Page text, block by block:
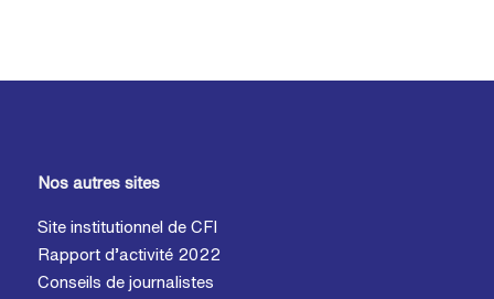
Nos autres sites
Site institutionnel de CFI
Rapport d’activité 2022
Conseils de journalistes